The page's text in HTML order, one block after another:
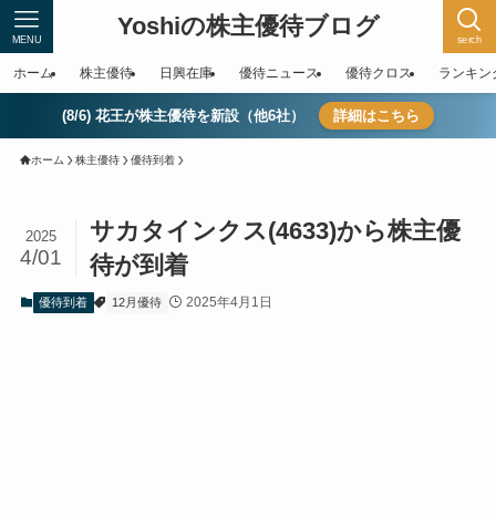
Yoshiの株主優待ブログ serch
MENU
ホーム 株主優待 日興在庫 優待ニュース 優待クロス ランキン
(8/6) 花王が株主優待を新設（他6社） 詳細はこちら
ホーム 株主優待 優待到着
サカタインクス(4633)から株主優
待が到着
2025
4/01
優待到着 12月優待 2025年4月1日